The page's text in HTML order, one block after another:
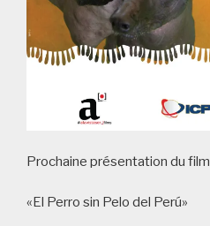
Prochaine présentation du film
«El Perro sin Pelo del Perú»